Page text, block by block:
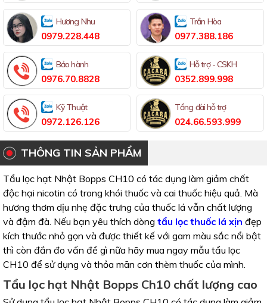
Hương Nhu
0979.228.448
Trần Hòa
0977.388.186
Bảo hành
0976.70.8828
Hỗ trợ - CSKH
0352.899.998
Kỹ Thuật
0972.126.126
Tổng đài hỗ trợ
024.66.593.999
THÔNG TIN SẢN PHẨM
Tẩu lọc hạt Nhật Bopps CH10 có tác dụng làm giảm chất
độc hại nicotin có trong khói thuốc và cai thuốc hiệu quả. Mà
hương thơm dịu nhẹ đặc trưng của thuốc lá vẫn chất lượng
và đậm đà. Nếu bạn yêu thích dòng tẩu lọc thuốc lá xịn đẹp
kích thước nhỏ gọn và được thiết kế với gam màu sắc nổi bật
thì còn đắn đo vấn đề gì nữa hãy mua ngay mẫu tẩu lọc
CH10 để sử dụng và thỏa mãn cơn thèm thuốc của mình.
Tẩu lọc hạt Nhật Bopps Ch10 chất lượng cao